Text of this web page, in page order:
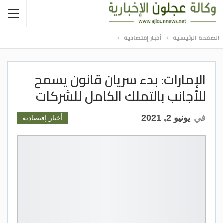
الصفحة الرئيسية أخبار إقتصادية
الإمارات: بدء سريان قانون يسمح
للأجانب بالتملك الكامل للشركات
أخبار إقتصادية في يونيو 2, 2021